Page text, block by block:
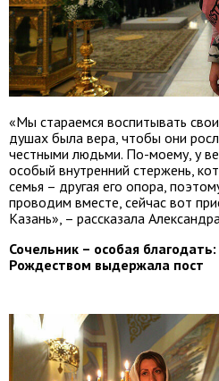
«Мы стараемся воспитывать
душах была вера, чтобы они
честными людьми. По-моему, у
особый внутренний стержень,
семья – другая его опора,
проводим вместе, сейчас вот
Казань», – рассказала
Сочельник – особая
Рождеством выдержала пост